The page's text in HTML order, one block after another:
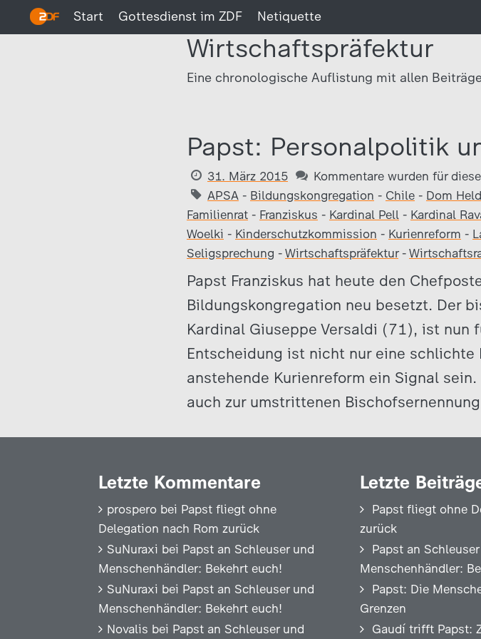
Start Gottesdienst im ZDF Netiquette
Wirtschaftspräfektur
Eine chronologische Auflistung mit allen
Papst: Personalpolitik
31. März 2015 Kommentare wurden für
APSA - Bildungskongregation - Chile - Dom
Familienrat - Franziskus - Kardinal Pell - Kardinal
Woelki - Kinderschutzkommission - Kurienreform -
Seligsprechung - Wirtschaftspräfektur-
Papst Franziskus hat heute den
Bildungskongregation neu besetzt. Der
Kardinal Giuseppe Versaldi (71), ist nun
Entscheidung ist nicht nur eine
anstehende Kurienreform ein Signal
auch zur umstrittenen
Letzte Kommentare
prospero bei Papst fliegt ohne
Delegation nach Rom zurück
SuNuraxi bei Papst an Schleuser und
Menschenhändler: Bekehrt euch!
SuNuraxi bei Papst an Schleuser und
Menschenhändler: Bekehrt euch!
Novalis bei Papst an Schleuser und
Letzte
Papst fliegt ohne
zurück
Papst an
Menschenhändler:
Papst: Die
Grenzen
Gaudí trifft Papst: